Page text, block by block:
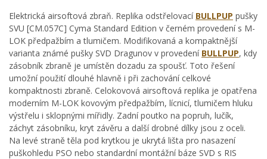
Elektrická airsoftová zbraň. Replika odstřelovací BULLPUP pušky
SVU [CM.057C] Cyma Standard Edition v černém provedení s M-
LOK předpažbím a tlumičem. Modifikovaná a kompaktnější
varianta známé pušky SVD Dragunov v provedení BULLPUP, kdy
zásobník zbraně je umístěn dozadu za spoušť. Toto řešení
umožní použití dlouhé hlavně i při zachování celkové
kompaktnosti zbraně. Celokovová airsoftová replika je opatřena
moderním M-LOK kovovým předpažbím, lícnicí, tlumičem hluku
výstřelu i sklopnými mířidly. Zadní poutko na popruh, lučík,
záchyt zásobníku, kryt závěru a další drobné dílky jsou z oceli.
Na levé straně těla pod krytkou je ukrytá lišta pro nasazení
puškohledu PSO nebo standardní montážní báze SVD s RIS